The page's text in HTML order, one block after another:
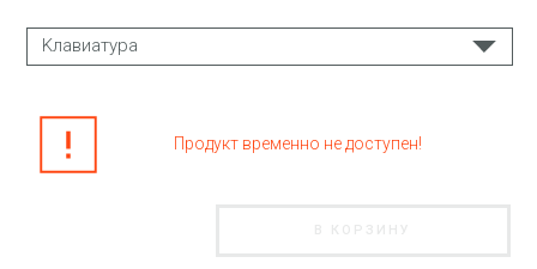
Kлавиатура
EN + RU
Продукт временно не доступен!